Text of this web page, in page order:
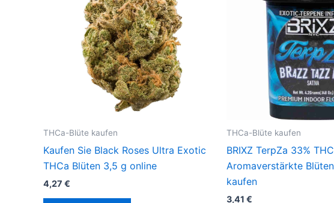
THCa-Blüte kaufen
Kaufen Sie Black Roses Ultra Exotic
THCa Blüten 3,5 g online
4,27 €
THCa-Blüte kaufen
BRIXZ TerpZa 33%
Aromaverstärkte
kaufen
3,41 €